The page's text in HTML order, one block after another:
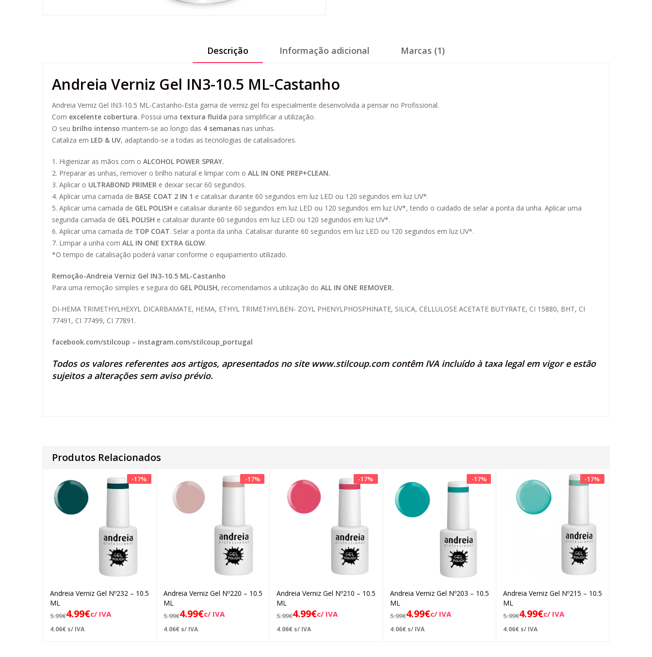
Descrição Informação adicional Marcas (1)
Andreia Verniz Gel IN3-10.5 ML-Castanho
Andreia Verniz Gel IN3-10.5 ML-Castanho-Esta gama de verniz gel foi especialmente desenvolvida a pensar no Profissional.
Com excelente cobertura. Possui uma textura fluída para simplificar a utilização.
O seu brilho intenso mantem-se ao longo das 4 semanas nas unhas.
Cataliza em LED & UV, adaptando-se a todas as tecnologias de catalisadores.
1. Higienizar as mãos com o ALCOHOL POWER SPRAY.
2. Preparar as unhas, remover o brilho natural e limpar com o ALL IN ONE PREP+CLEAN.
3. Aplicar o ULTRABOND PRIMER e deixar secar 60 segundos.
4. Aplicar uma camada de BASE COAT 2 IN 1 e catalisar durante 60 segundos em luz LED ou 120 segundos em luz UV*.
5. Aplicar uma camada de GEL POLISH e catalisar durante 60 segundos em luz LED ou 120 segundos em luz UV*, tendo o cuidado de selar a ponta da unha. Aplicar uma
segunda camada de GEL POLISH e catalisar durante 60 segundos em luz LED ou 120 segundos em luz UV*.
6. Aplicar uma camada de TOP COAT. Selar a ponta da unha. Catalisar durante 60 segundos em luz LED ou 120 segundos em luz UV*.
7. Limpar a unha com ALL IN ONE EXTRA GLOW.
*O tempo de catalisação poderá variar conforme o equipamento utilizado.
Remoção-Andreia Verniz Gel IN3-10.5 ML-Castanho
Para uma remoção simples e segura do GEL POLISH, recomendamos a utilização do ALL IN ONE REMOVER.
DI-HEMA TRIMETHYLHEXYL DICARBAMATE, HEMA, ETHYL TRIMETHYLBEN- ZOYL PHENYLPHOSPHINATE, SILICA, CELLULOSE ACETATE BUTYRATE, CI 15880, BHT, CI
77491, CI 77499, CI 77891.
facebook.com/stilcoup – instagram.com/stilcoup_portugal
Todos os valores referentes aos artigos, apresentados no site www.stilcoup.comcontêm IVA incluído à taxa legal em vigor e estão
sujeitos a alterações sem aviso prévio.
Produtos Relacionados
-17%
Adicionar
Andreia Verniz Gel Nº232 – 10.5
ML
5.99€4.99€c/ IVA
4.06€ s/ IVA
-17%
Adicionar
Andreia Verniz Gel Nº220 – 10.5
ML
5.99€4.99€c/ IVA
4.06€ s/ IVA
-17%
Adicionar
Andreia Verniz Gel Nº210 – 10.5
ML
5.99€4.99€c/ IVA
4.06€ s/ IVA
-17%
Adicionar
Andreia Verniz Gel Nº203 – 10.5
ML
5.99€4.99€c/ IVA
4.06€ s/ IVA
-17%
Adicionar
Andreia Verniz Gel Nº215 – 10.5
ML
5.99€4.99€c/ IVA
4.06€ s/ IVA